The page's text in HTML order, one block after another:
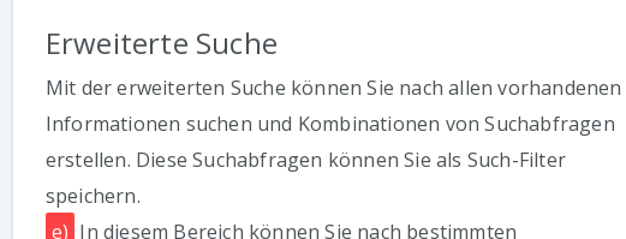
Erweiterte Suche
Mit der erweiterten Suche können Sie nach allen vorhandenen
Informationen suchen und Kombinationen von Suchabfragen
erstellen. Diese Suchabfragen können Sie als Such-Filter
speichern.
e) In diesem Bereich können Sie nach bestimmten